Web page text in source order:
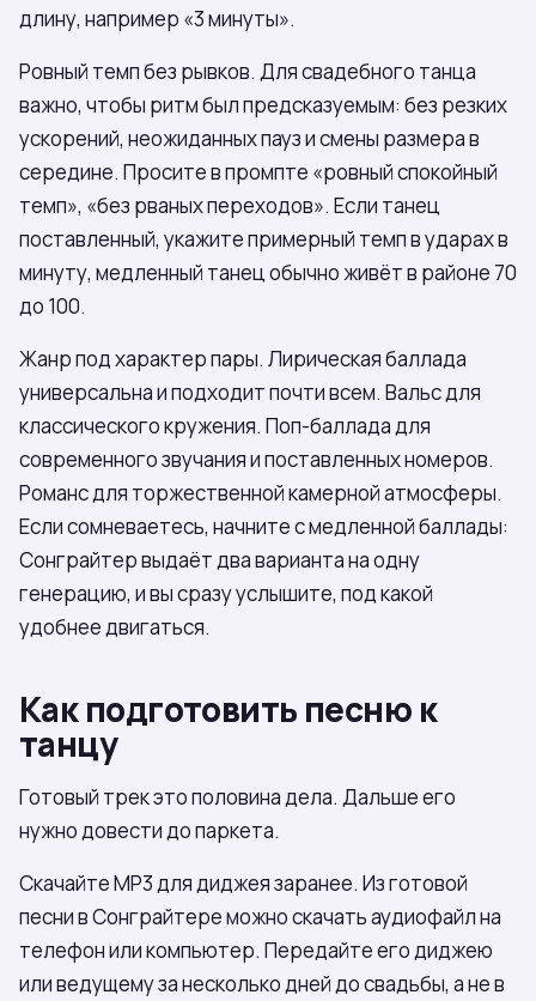
длину, например «3 минуты».
Ровный темп без рывков. Для свадебного танца
важно, чтобы ритм был предсказуемым: без резких
ускорений, неожиданных пауз и смены размера в
середине. Просите в промпте «ровный спокойный
темп», «без рваных переходов». Если танец
поставленный, укажите примерный темп в ударах в
минуту, медленный танец обычно живёт в районе 70
до 100.
Жанр под характер пары. Лирическая баллада
универсальна и подходит почти всем. Вальс для
классического кружения. Поп-баллада для
современного звучания и поставленных номеров.
Романс для торжественной камерной атмосферы.
Если сомневаетесь, начните с медленной баллады:
Сонграйтер выдаёт два варианта на одну
генерацию, и вы сразу услышите, под какой
удобнее двигаться.
Как подготовить песню к
танцу
Готовый трек это половина дела. Дальше его
нужно довести до паркета.
Скачайте MP3 для диджея заранее. Из готовой
песни в Сонграйтере можно скачать аудиофайл на
телефон или компьютер. Передайте его диджею
или ведущему за несколько дней до свадьбы, а не в